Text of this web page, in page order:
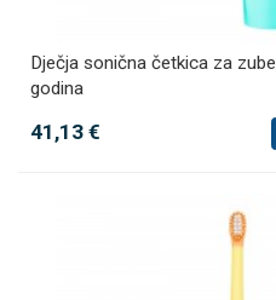
Dječja sonična četkica za
godina
41,13 €